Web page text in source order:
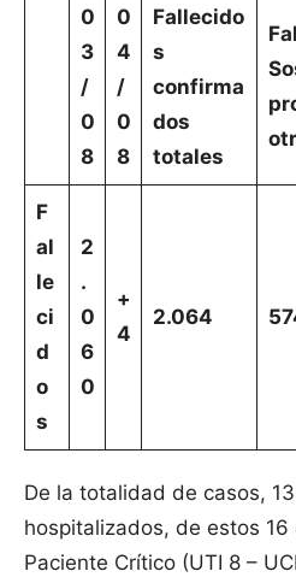
0
3
/
0
8
0
4
/
0
8
Fallecido
s
confirma
dos
totales
F
al
le
ci
d
o
s
2
.
0
6
0
+
4
2.064
De la totalidad de casos,
hospitalizados, de estos
Paciente Crítico (UTI 8 –